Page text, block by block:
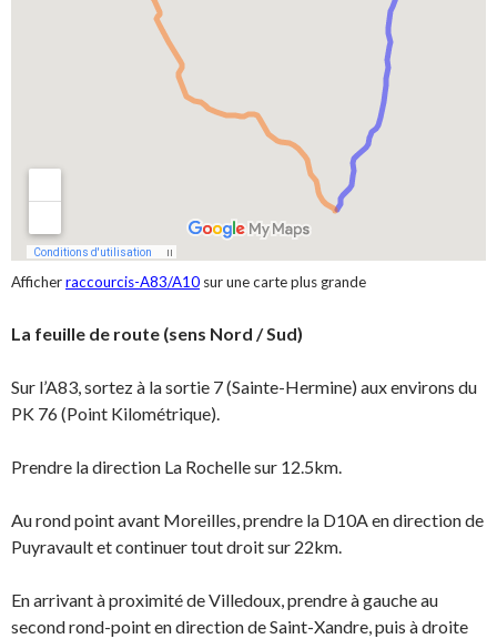
Afficherraccourcis-A83/A10 sur une carte plus grande
La feuille de route (sens Nord / Sud)
Sur l’A83, sortez à la sortie 7 (Sainte-Hermine) aux environs du
PK 76 (Point Kilométrique).
Prendre la direction La Rochelle sur 12.5km.
Au rond point avant Moreilles, prendre la D10A en direction de
Puyravault et continuer tout droit sur 22km.
En arrivant à proximité de Villedoux, prendre à gauche au
second rond-point en direction de Saint-Xandre, puis à droite